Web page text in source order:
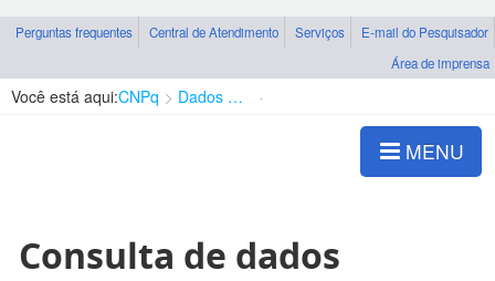
Perguntas frequentes Central de Atendimento Serviços
E-mail do Pesquisador
Área de imprensa
Você está aqui:CNPq Dados abertos
MENU
Consulta de dados